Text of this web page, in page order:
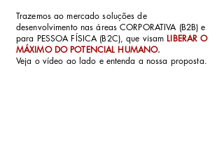
Trazemos ao mercado soluções de
desenvolvimento nas áreas CORPORATIVA (B2B) e
para PESSOA FÍSICA (B2C), que visamLIBERAR O
MÁXIMO DO POTENCIAL HUMANO.
Veja o vídeo ao lado e entenda a nossa proposta.